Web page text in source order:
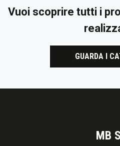
Vuoi scoprire tutti i
GUARDA I
MB